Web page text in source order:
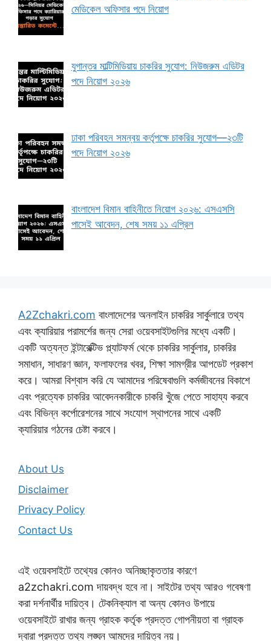
মেডিকেল অফিসার পদে নিয়োগ
যুগান্তর মাল্টিমিডিয়ায় চাকরির সুযোগ: নিউজরুম এডিটর
পদে নিয়োগ ২০২৬
ঢাকা পরিবহন সমন্বয় কর্তৃপক্ষে চাকরির সুযোগ—২৩টি
পদে নিয়োগ ২০২৬
বাংলাদেশ বিমান বাহিনীতে নিয়োগ ২০২৬: এসএসসি
পাসেই আবেদন, শেষ সময় ১১ এপ্রিল
A2Zchakri.com বাংলাদেশের অনলাইন চাকরির সার্কুলারে তথ্য
এবং ক্যারিয়ার পরামর্শের জন্য সেরা ওয়েবসাইটগুলির মধ্যে একটি।
একটি অত্যন্ত ইন্টারেক্টিভ প্ল্যাটফর্ম থেকে চাকরির সার্কুলার, চাকরির
সমাধান, সাধারণ জ্ঞান, ফলাফলের খবর, শিক্ষা সামগ্রীর আপডেট প্রকাশ
করে। আমরা বিশ্বাস করি যে আমাদের পরিষেবাগুলি কর্মজীবনের বিকাশে
এবং প্রত্যেক চাকরির আবেদনকারীকে চাকরি খুঁজে পেতে সাহায্য করবে
এবং বিভিন্ন কর্পোরেশনের সাথে সংযোগ স্থাপনের সাথে একটি
ক্যারিয়ার গঠনের চেষ্টা করবে।
About Us
Disclaimer
Privacy Policy
Contact Us
এই ওয়েবসাইটে তথ্যের কোনও অনিচ্ছাকৃততার কারণে
a2zchakri.com দায়বদ্ধ হবে না। সাইটের তথ্য আরও গবেষণা
করা দর্শনার্থীর দায়িত্ব। টেকনিক্যাল বা অন্য কোনও উপায়ে
ওয়েবসাইটে রাখার জন্য গ্রাহক কর্তৃক প্রদত্ত গোপনীয়তা বা গ্রাহক
দ্বারা প্রদত্ত তথ্য লঙ্ঘন আমদের দায়িত্ব নয়।